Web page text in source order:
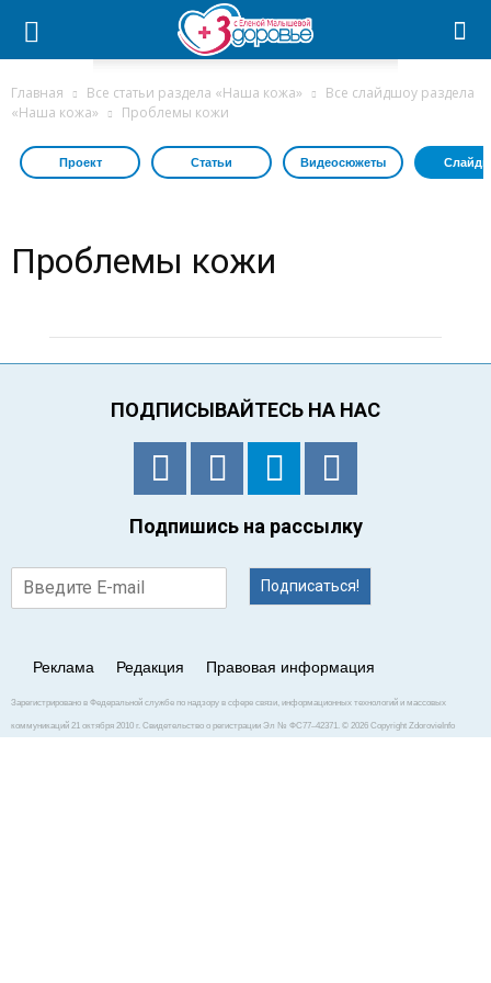
Главная Все статьи раздела «Наша кожа»
Все слайдшоу раздела
«Наша кожа»
Проблемы кожи
Проект Статьи Видеосюжеты
Проблемы кожи
ПОДПИСЫВАЙТЕСЬ НА НАС
Подпишись на рассылку
Подписаться!
Реклама Редакция Правовая информация
Зарегистрировано в Федеральной службе по надзору в сфере связи, информационных технологий и массовых
коммуникаций 21 октября 2010 г. Свидетельство о регистрации Эл № ФС77–42371. © 2026 Copyright ZdorovieInfo